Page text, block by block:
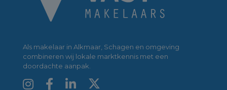
Als makelaar in Alkmaar, Schagen en omgeving
combineren wij lokale marktkennis met een
doordachte aanpak.